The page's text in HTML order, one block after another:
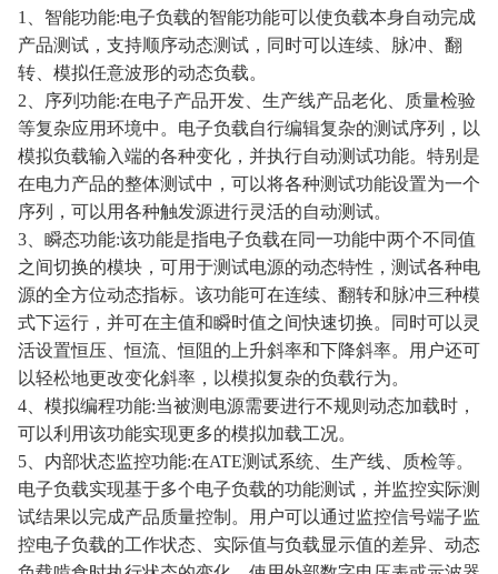
1、智能功能:电子负载的智能功能可以使负载本身自动完成
产品测试，支持顺序动态测试，同时可以连续、脉冲、翻
转、模拟任意波形的动态负载。
2、序列功能:在电子产品开发、生产线产品老化、质量检验
等复杂应用环境中。电子负载自行编辑复杂的测试序列，以
模拟负载输入端的各种变化，并执行自动测试功能。特别是
在电力产品的整体测试中，可以将各种测试功能设置为一个
序列，可以用各种触发源进行灵活的自动测试。
3、瞬态功能:该功能是指电子负载在同一功能中两个不同值
之间切换的模块，可用于测试电源的动态特性，测试各种电
源的全方位动态指标。该功能可在连续、翻转和脉冲三种模
式下运行，并可在主值和瞬时值之间快速切换。同时可以灵
活设置恒压、恒流、恒阻的上升斜率和下降斜率。用户还可
以轻松地更改变化斜率，以模拟复杂的负载行为。
4、模拟编程功能:当被测电源需要进行不规则动态加载时，
可以利用该功能实现更多的模拟加载工况。
5、内部状态监控功能:在ATE测试系统、生产线、质检等。
电子负载实现基于多个电子负载的功能测试，并监控实际测
试结果以完成产品质量控制。用户可以通过监控信号端子监
控电子负载的工作状态、实际值与负载显示值的差异、动态